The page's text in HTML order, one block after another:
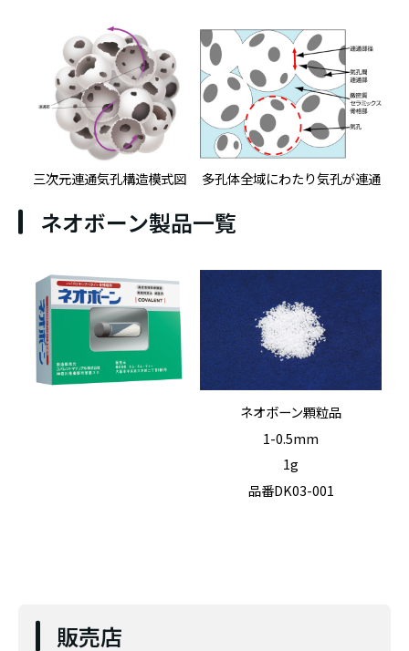
三次元連通気孔構造模式図 多孔体全域にわたり気孔が連通
ネオボーン製品一覧
ネオボーン顆粒品
1-0.5mm
1g
品番DK03-001
販売店